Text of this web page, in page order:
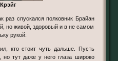
но живой, здоровый и в не самом
рукой:
кто стоит чуть дальше. Пусть
но тут даже у него глаза широко